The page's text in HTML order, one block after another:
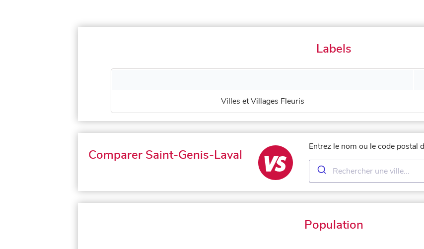
Labels
Villes et Villages Fleuris
Comparer Saint-Genis-Laval
Entrez le nom ou le code postal
Population